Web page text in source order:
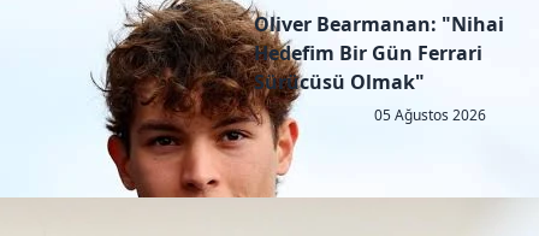
Oliver Bearmanan: "Nihai
Hedefim Bir Gün Ferrari
Sürücüsü Olmak"
05 Ağustos 2026